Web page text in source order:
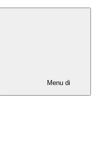
Menu di